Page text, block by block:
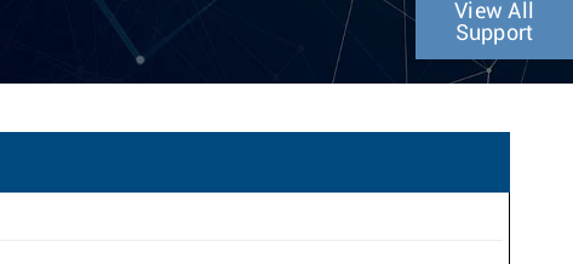
View All
Support